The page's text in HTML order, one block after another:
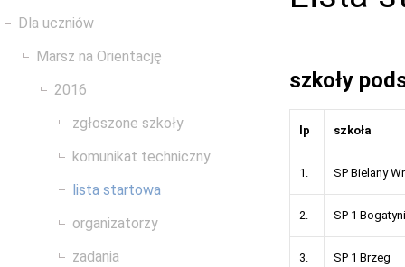
Dla uczniów
Marsz na Orientację
2016
zgłoszone szkoły
komunikat techniczny
lista startowa
organizatorzy
zadania
szkoły
lp szkoła
1. SP Bielany
2. SP 1
3. SP 1 Brzeg